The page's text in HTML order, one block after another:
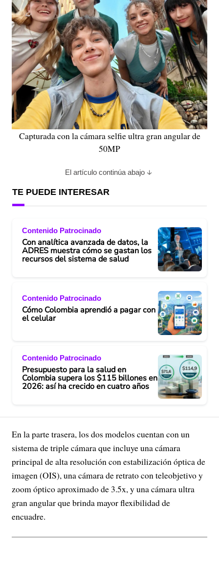
Capturada con la cámara selfie ultra gran angular de
50MP
El artículo continúa abajo
TE PUEDE INTERESAR
Contenido Patrocinado
Con analítica avanzada de datos, la
ADRES muestra cómo se gastan los
recursos del sistema de salud
Contenido Patrocinado
Cómo Colombia aprendió a pagar con
el celular
Contenido Patrocinado
Presupuesto para la salud en
Colombia supera los $115 billones en
2026: así ha crecido en cuatro años
En la parte trasera, los dos modelos cuentan con un
sistema de triple cámara que incluye una cámara
principal de alta resolución con estabilización óptica de
imagen (OIS), una cámara de retrato con teleobjetivo y
zoom óptico aproximado de 3.5x, y una cámara ultra
gran angular que brinda mayor flexibilidad de
encuadre.